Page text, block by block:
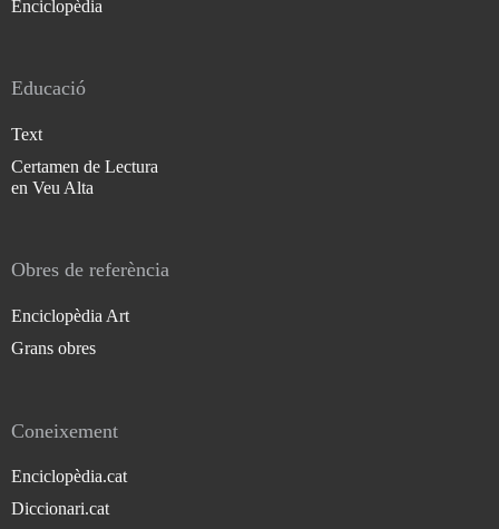
Enciclopèdia
Educació
Text
Certamen de Lectura
en Veu Alta
Obres de referència
Enciclopèdia Art
Grans obres
Coneixement
Enciclopèdia.cat
Diccionari.cat